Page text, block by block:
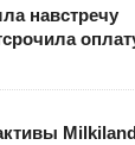
навстречу